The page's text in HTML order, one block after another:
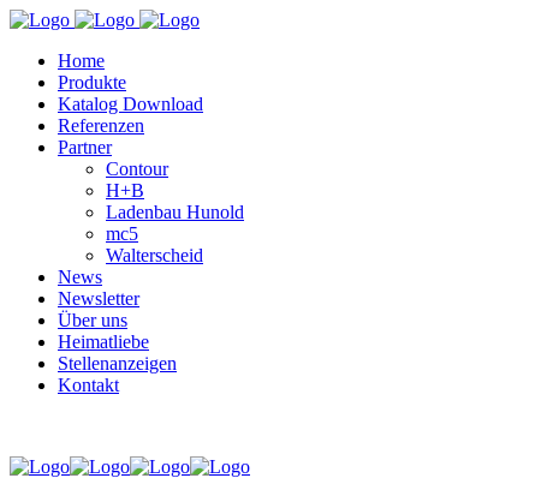
Home
Produkte
Katalog Download
Referenzen
Partner
Contour
H+B
Ladenbau Hunold
mc5
Walterscheid
News
Newsletter
Über uns
Heimatliebe
Stellenanzeigen
Kontakt